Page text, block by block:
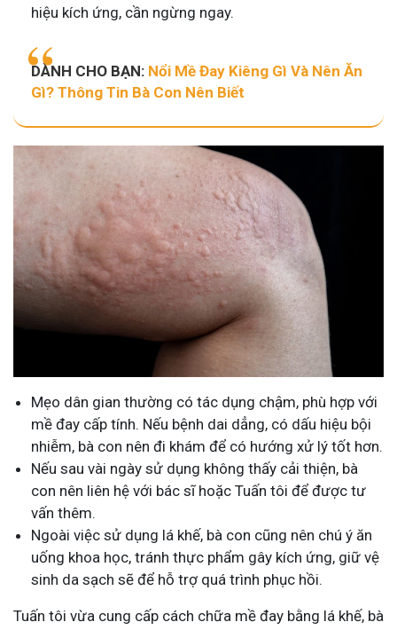
hiệu kích ứng, cần ngừng ngay.
DÀNH CHO BẠN: Nổi Mề Đay Kiêng Gì Và Nên Ăn
Gì? Thông Tin Bà Con Nên Biết
Mẹo dân gian thường có tác dụng chậm, phù hợp với
mề đay cấp tính. Nếu bệnh dai dẳng, có dấu hiệu bội
nhiễm, bà con nên đi khám để có hướng xử lý tốt hơn.
Nếu sau vài ngày sử dụng không thấy cải thiện, bà
con nên liên hệ với bác sĩ hoặc Tuấn tôi để được tư
vấn thêm.
Ngoài việc sử dụng lá khế, bà con cũng nên chú ý ăn
uống khoa học, tránh thực phẩm gây kích ứng, giữ vệ
sinh da sạch sẽ để hỗ trợ quá trình phục hồi.
Tuấn tôi vừa cung cấp cách chữa mề đay bằng lá khế, bà